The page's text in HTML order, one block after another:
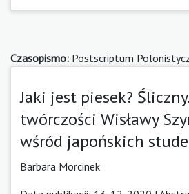
Czasopismo: Postscriptum
Jaki jest piesek?
twórczości Wisławy
wśród japońskich
Barbara Morcinek